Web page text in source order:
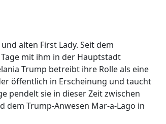
alten First Lady. Seit dem
mit ihm in der Hauptstadt
Trump betreibt ihre Rolle als eine
öffentlich in Erscheinung und taucht
pendelt sie in dieser Zeit zwischen
dem Trump-Anwesen Mar-a-Lago in